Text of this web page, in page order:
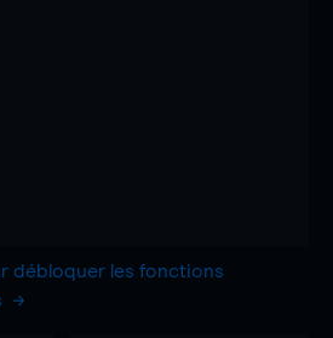
débloquer les fonctions